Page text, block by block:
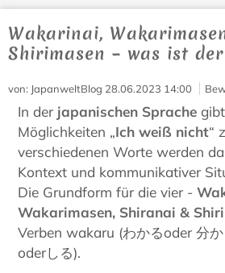
Wakarinai,
Shirimasen – was ist
von: JapanweltBlog 28.06.2023 14:00
In der japanischen Sprache
Möglichkeiten „Ich weiß nicht“
verschiedenen Worte werden
Kontext und kommunikativer
Die Grundform für die vier -
Wakarimasen, Shiranai &
Verben wakaru (わかるoder 分
oderしる).